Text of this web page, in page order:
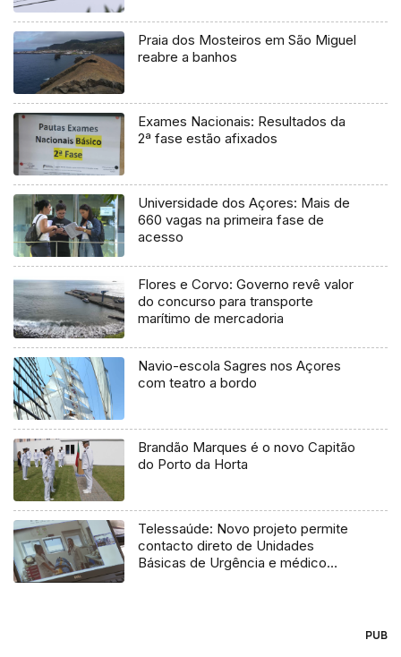
Praia dos Mosteiros em São Miguel
reabre a banhos
Exames Nacionais: Resultados da
2ª fase estão afixados
Universidade dos Açores: Mais de
660 vagas na primeira fase de
acesso
Flores e Corvo: Governo revê valor
do concurso para transporte
marítimo de mercadoria
Navio-escola Sagres nos Açores
com teatro a bordo
Brandão Marques é o novo Capitão
do Porto da Horta
Telessaúde: Novo projeto permite
contacto direto de Unidades
Básicas de Urgência e médico
PUB